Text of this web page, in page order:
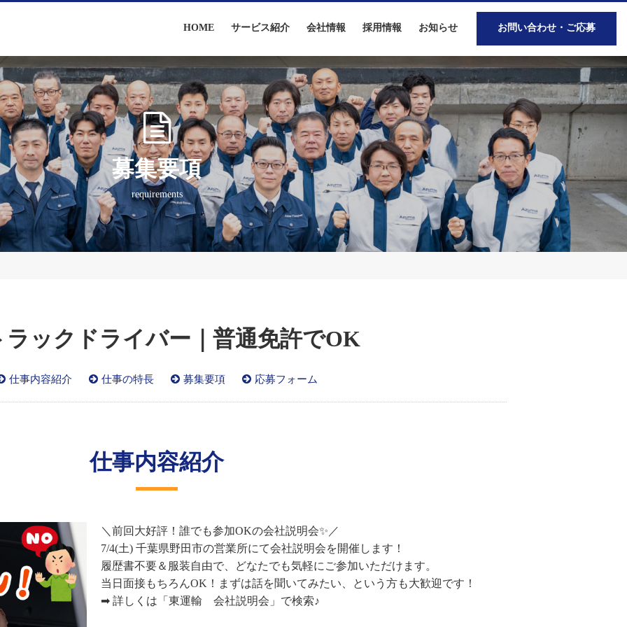
HOME サービス紹介 会社情報 採用情報 お知らせ お問い合わせ・ご応募
募集要項
requirements
ラックドライバー｜普通免許でOK
仕事内容紹介 仕事の特長 募集要項 応募フォーム
仕事内容紹介
＼前回大好評！誰でも参加OKの会社説明会✨／
7/4(土) 千葉県野田市の営業所にて会社説明会を開催します！
履歴書不要＆服装自由で、どなたでも気軽にご参加いただけます。
当日面接もちろんOK！まずは話を聞いてみたい、という方も大歓迎です！
➡ 詳しくは「東運輸 会社説明会」で検索♪